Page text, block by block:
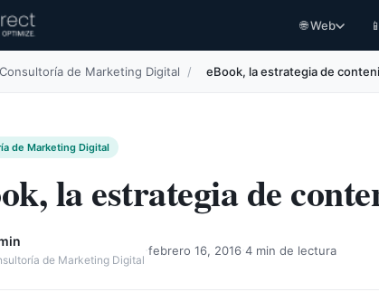
🌐 Web
Consultoría de Marketing Digital / eBook, la estrategia de
de Marketing Digital
la estrategia de
de Marketing Digital
febrero 16, 2016 4 min de lectura